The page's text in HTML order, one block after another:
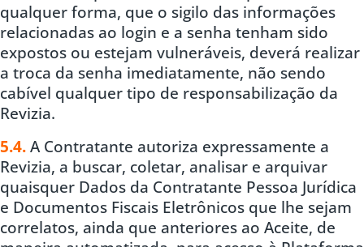
qualquer forma, que o sigilo das informações
relacionadas ao login e a senha tenham sido
expostos ou estejam vulneráveis, deverá realizar
a troca da senha imediatamente, não sendo
cabível qualquer tipo de responsabilização da
Revizia.
5.4. A Contratante autoriza expressamente a
Revizia, a buscar, coletar, analisar e arquivar
quaisquer Dados da Contratante Pessoa Jurídica
e Documentos Fiscais Eletrônicos que lhe sejam
correlatos, ainda que anteriores ao Aceite, de